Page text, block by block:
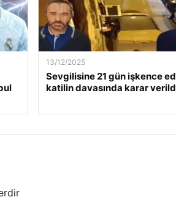
13/12/2025
Sevgilisine 21 gün işkence
katilin davasında karar